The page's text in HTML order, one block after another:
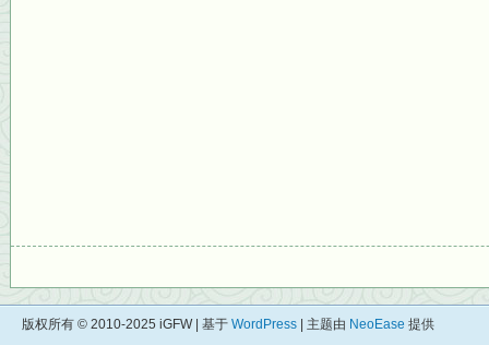
版权所有 © 2010-2025 iGFW | 基于 WordPress | 主题由 NeoEase 提供